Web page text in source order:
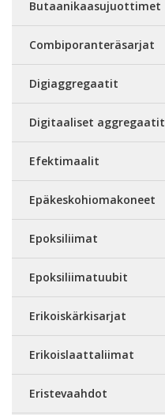
Butaanikaasujuottimet
Combiporanteräsarjat
Digiaggregaatit
Digitaaliset aggregaatit
Efektimaalit
Epäkeskohiomakoneet
Epoksiliimat
Epoksiliimatuubit
Erikoiskärkisarjat
Erikoislaattaliimat
Eristevaahdot